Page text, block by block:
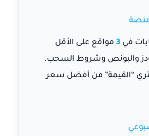
في 3 مواقع على الأقل
والبونص وشروط السحب.
“القيمة” من أفضل سعر